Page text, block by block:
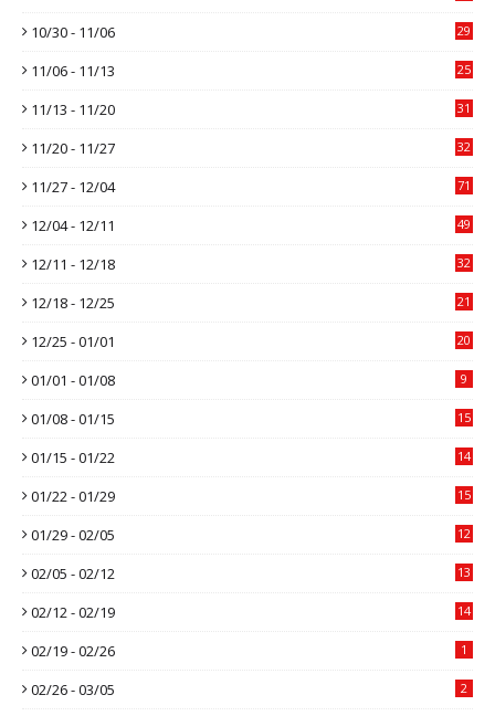
10/30 - 11/06 29
11/06 - 11/13 25
11/13 - 11/20 31
11/20 - 11/27 32
11/27 - 12/04 71
12/04 - 12/11 49
12/11 - 12/18 32
12/18 - 12/25 21
12/25 - 01/01 20
01/01 - 01/08 9
01/08 - 01/15 15
01/15 - 01/22 14
01/22 - 01/29 15
01/29 - 02/05 12
02/05 - 02/12 13
02/12 - 02/19 14
02/19 - 02/26 1
02/26 - 03/05 2